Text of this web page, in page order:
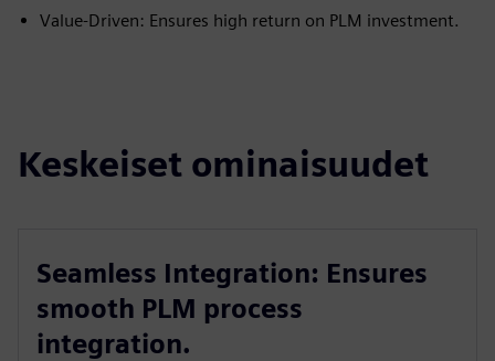
Value-Driven: Ensures high return on PLM investment.
Keskeiset ominaisuudet
Seamless Integration: Ensures
smooth PLM process
integration.